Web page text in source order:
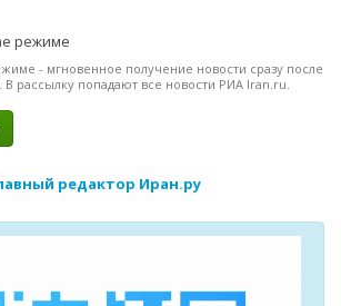
режиме
- мгновенное получение новости сразу после
В рассылку попадают все новости РИА Iran.ru.
редактор Иран.ру